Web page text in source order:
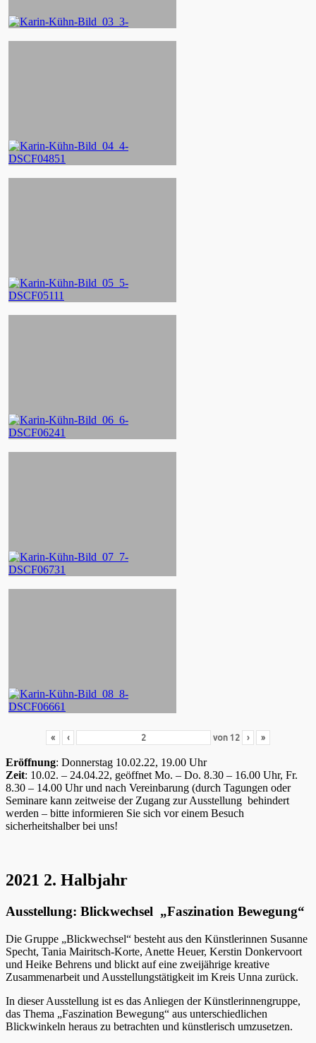
« ‹ von 12 › »
Eröffnung: Donnerstag 10.02.22, 19.00 Uhr
Zeit: 10.02. – 24.04.22, geöffnet Mo. – Do. 8.30 – 16.00 Uhr, Fr.
8.30 – 14.00 Uhr und nach Vereinbarung (durch Tagungen oder
Seminare kann zeitweise der Zugang zur Ausstellung behindert
werden – bitte informieren Sie sich vor einem Besuch
sicherheitshalber bei uns!
2021 2. Halbjahr
Ausstellung: Blickwechsel „Faszination Bewegung“
Die Gruppe „Blickwechsel“ besteht aus den Künstlerinnen Susanne
Specht, Tania Mairitsch-Korte, Anette Heuer, Kerstin Donkervoort
und Heike Behrens und blickt auf eine zweijährige kreative
Zusammenarbeit und Ausstellungstätigkeit im Kreis Unna zurück.
In dieser Ausstellung ist es das Anliegen der Künstlerinnengruppe,
das Thema „Faszination Bewegung“ aus unterschiedlichen
Blickwinkeln heraus zu betrachten und künstlerisch umzusetzen.